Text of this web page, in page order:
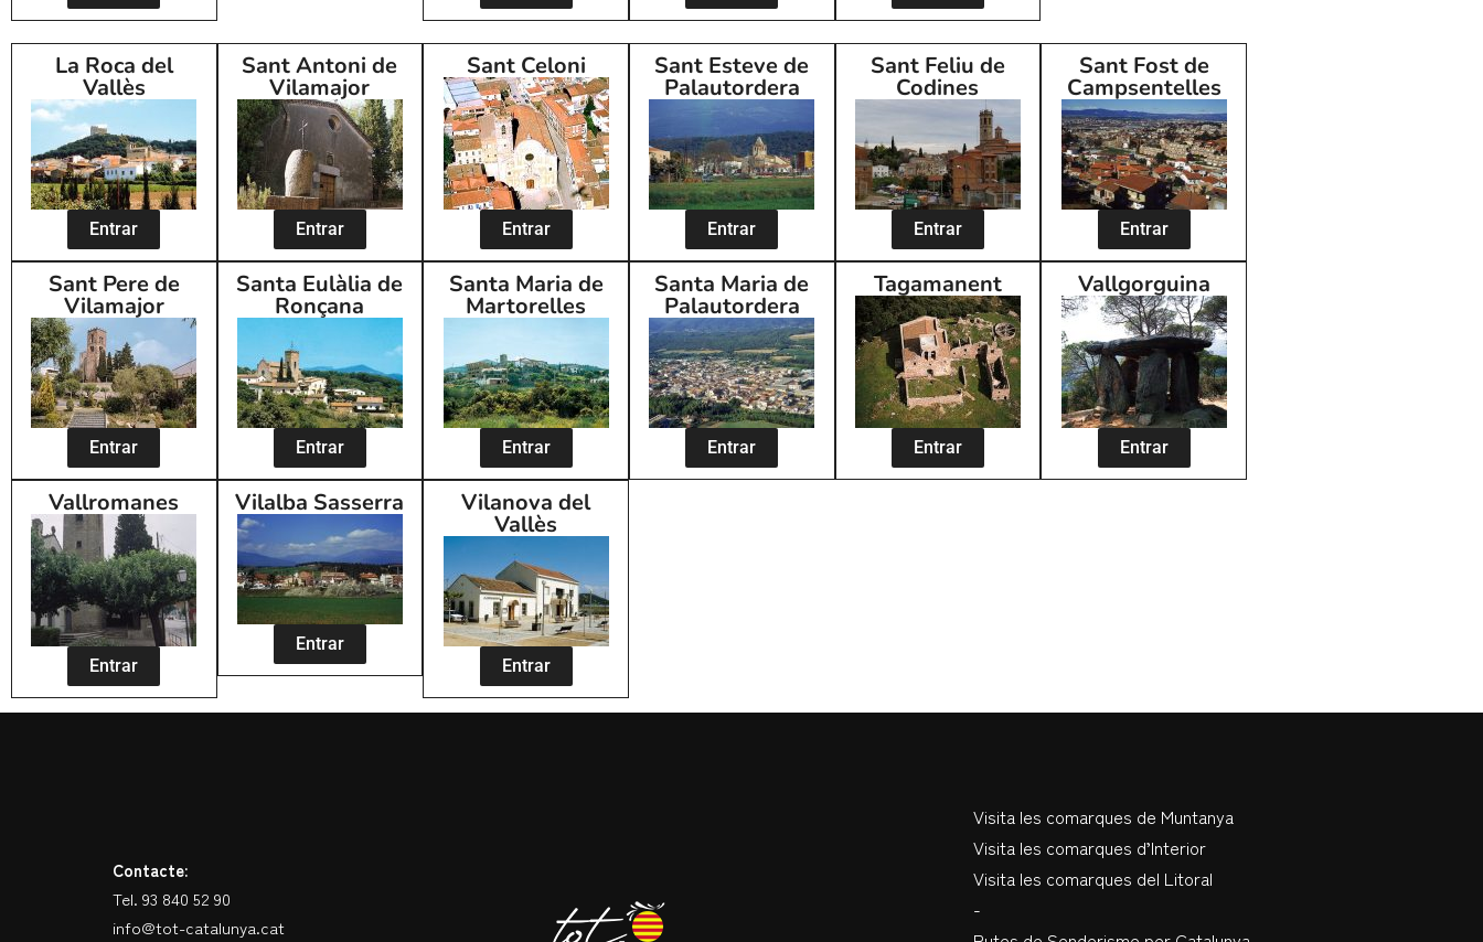
La Roca del
Vallès
Entrar
Sant Antoni de
Vilamajor
Entrar
Sant Celoni
Entrar
Sant Esteve de
Palautordera
Entrar
Sant Feliu de
Codines
Entrar
Sant Fost de
Campsentelles
Entrar
Sant Pere de
Vilamajor
Entrar
Santa Eulàlia de
Ronçana
Entrar
Santa Maria de
Martorelles
Entrar
Santa Maria de
Palautordera
Entrar
Tagamanent
Entrar
Vallgorguina
Entrar
Vallromanes
Entrar
Vilalba Sasserra
Entrar
Vilanova del
Vallès
Entrar
Contacte:
Tel. 93 840 52 90
info@tot-catalunya.cat
Visita les comarques de Muntanya
Visita les comarques d’Interior
Visita les comarques del Litoral
-